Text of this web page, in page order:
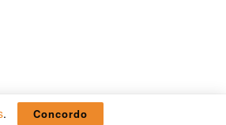
. Concordo